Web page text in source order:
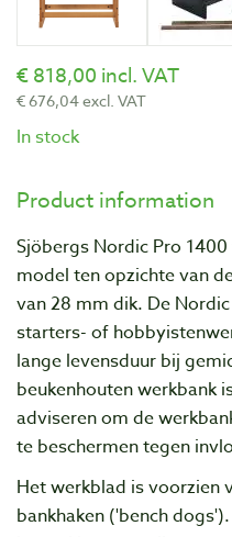
818,00 incl. VAT
676,04 excl. VAT
In stock
Product information
Sjöbergs Nordic Pro
model ten opzichte van
van 28 mm dik. De
starters- of
lange levensduur bij
beukenhouten werkbank
adviseren om de
te beschermen tegen
Het werkblad is voorzien
bankhaken ('bench